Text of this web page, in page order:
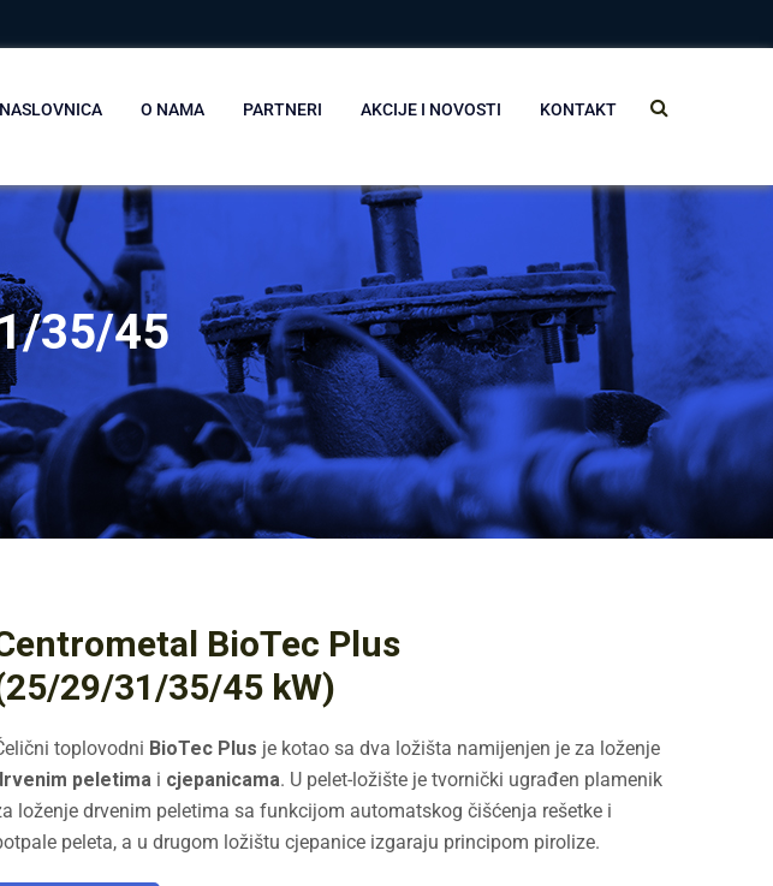
NASLOVNICA O NAMA PARTNERI AKCIJE I NOVOSTI KONTAKT
35/45
BioTec Plus
29/31/35/45 kW)
toplovodni BioTec Plus je kotao sa dva ložišta namijenjen je za loženje
peletima i cjepanicama. U pelet-ložište je tvornički ugrađen plamenik
loženje drvenim peletima sa funkcijom automatskog čišćenja rešetke i
peleta, a u drugom ložištu cjepanice izgaraju principom pirolize.